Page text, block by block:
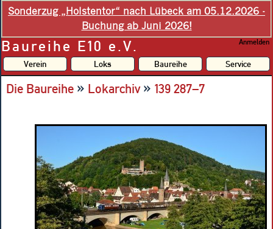
Sonderzug „Holstentor“ nach Lübeck am 05.12.2026 -
Buchung ab Juni 2026!
Baureihe E10 e.V. Anmelden
Verein Loks Baureihe Service
Die Baureihe » Lokarchiv» 139 287–7